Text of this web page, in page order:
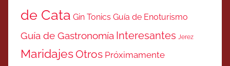
de Cata Gin Tonics Guía de Enoturismo
Guía de Gastronomía Interesantes Jerez
MaridajesOtros Próximamente